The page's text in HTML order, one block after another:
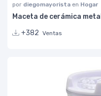
por diegomayorista en Hogar
Maceta de cerámica
+382 Ventas